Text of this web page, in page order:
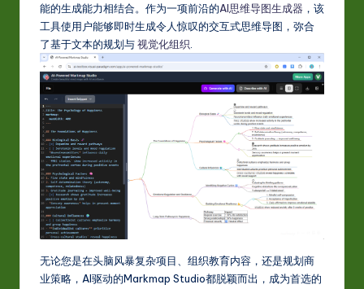
d
C
hi
L
能的生成能力相结合。作为一项前沿的AI思维导图生成器 ，该
工具使用户能够即时生成令人惊叹的交互式思维导图，弥合
了基于文本的规划与视觉化组织
无论您是在头脑风暴复杂项目、组织教育内容，还是规划商
业策略，AI驱动的Markmap Studio都脱颖而出，成为首选的